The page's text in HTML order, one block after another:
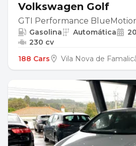
Volkswagen Golf
GTI Performance
Gasolina Automática
230 cv
188 Cars
Vila Nova de